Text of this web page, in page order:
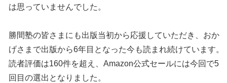
は思っていませんでした。
勝間塾の皆さまにも出版当初から応援していただき、おか
げさまで出版から6年目となった今も読まれ続けています。
読者評価は160件を超え、Amazon公式セールには今回で5
回目の選出となりました。